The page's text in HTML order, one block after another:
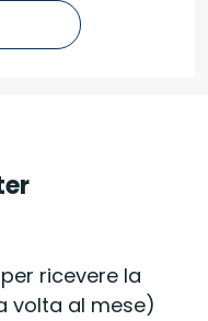
ricevere la
volta al mese)